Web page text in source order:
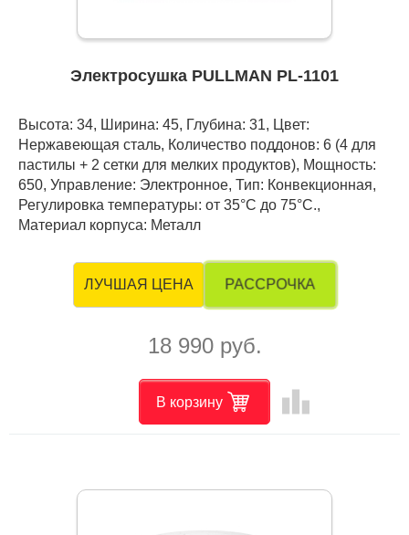
Электросушка PULLMAN PL-1101
Высота: 34, Ширина: 45, Глубина: 31, Цвет:
Нержавеющая сталь, Количество поддонов: 6 (4 для
пастилы + 2 сетки для мелких продуктов), Мощность:
650, Управление: Электронное, Тип: Конвекционная,
Регулировка температуры: от 35°С до 75°С.,
Материал корпуса: Металл
ЛУЧШАЯ ЦЕНА РАССРОЧКА
18 990 руб.
В корзину leaderboard